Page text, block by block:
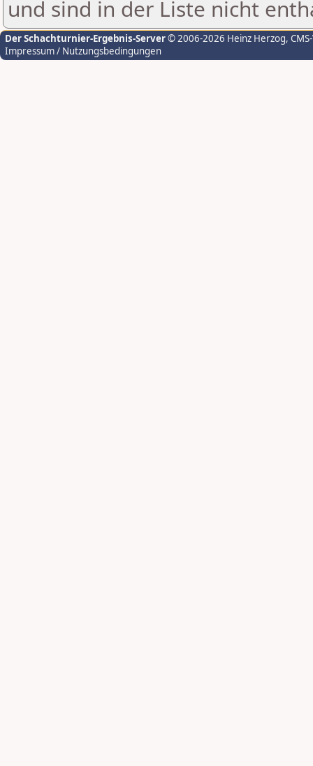
und sind in der Liste nicht
Der Schachturnier-Ergebnis-Server© 2006-2026 Heinz Herzog,
Impressum / Nutzungsbedingungen